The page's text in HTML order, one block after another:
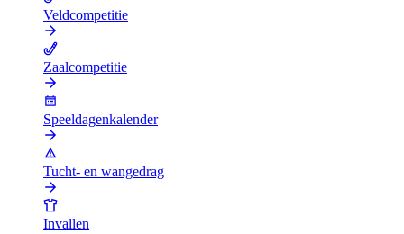
Veldcompetitie
Zaalcompetitie
Speeldagenkalender
Tucht- en wangedrag
Invallen